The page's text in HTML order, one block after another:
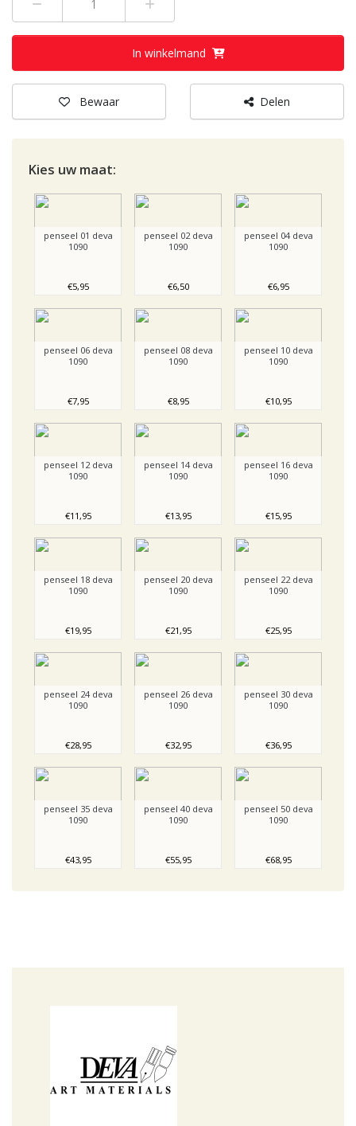
In winkelmand
Bewaar Delen
Kies uw maat:
penseel 01 deva
1090
€5,95
penseel 02 deva
1090
€6,50
penseel 04 deva
1090
€6,95
penseel 06 deva
1090
€7,95
penseel 08 deva
1090
€8,95
penseel 10 deva
1090
€10,95
penseel 12 deva
1090
€11,95
penseel 14 deva
1090
€13,95
penseel 16 deva
1090
€15,95
penseel 18 deva
1090
€19,95
penseel 20 deva
1090
€21,95
penseel 22 deva
1090
€25,95
penseel 24 deva
1090
€28,95
penseel 26 deva
1090
€32,95
penseel 30 deva
1090
€36,95
penseel 35 deva
1090
€43,95
penseel 40 deva
1090
€55,95
penseel 50 deva
1090
€68,95